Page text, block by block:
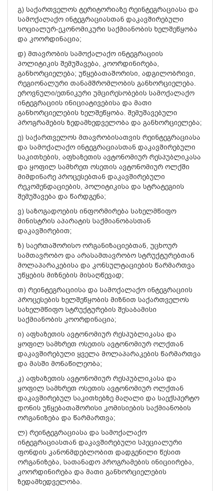
გ) საქართველოს ტერიტორიაზე რეინტეგრაციასა და
სამოქალაქო ინტეგრაციასთან დაკავშირებული
სოციალურ-ეკონომიკური საქმიანობის ხელშეწყობა
და კოორდინაცია;
დ) მთავრობის სამოქალაქო ინტეგრაციის
პოლიტიკის შემუშავება, კოორდინირება,
განხორციელება; უწყებათაშორისი, ადგილობრივი,
რეგიონალური თანამშრომლობის განხორციელება.
ეროვნული/ეთნიკური უმცირესობების სამოქალაქო
ინტეგრაციის ინიციატივებისა და მათი
განხორციელების ხელშეწყობა. შემუშავებული
პროგრამების ზედამხედველობა და განხორციელება;
ე) საქართველოს მთავრობისათვის რეინტეგრაციასა
და სამოქალაქო ინტეგრაციასთან დაკავშირებული
საკითხების, აფხაზეთის ავტონომიურ რესპუბლიკასა
და ყოფილ სამხრეთ ოსეთის ავტონომიურ ოლქში
მიმდინარე პროცესებთან დაკავშირებული
რეკომენდაციების, პოლიტიკისა და სტრატეგიის
შემუშავება და წარდგენა;
ვ) საზოგადოების ინფორმირება სახელმწიფო
მინისტრის აპარატის საქმიანობასთან
დაკავშირებით;
ზ) საერთაშორისო ორგანიზაციებთან, უცხოურ
სამთავრობო და არასამთავრობო სტრუქტურებთან
მოლაპარაკებისა და კონსულტაციების წარმართვა
უწყების მიზნების მისაღწევად;
თ) რეინტეგრაციისა და სამოქალაქო ინტეგრაციის
პროცესების ხელშეწყობის მიზნით საქართველოს
სახელმწიფო სტრუქტურების შესაბამისი
საქმიანობის კოორდინაცია;
ი) აფხაზეთის ავტონომიურ რესპუბლიკასა და
ყოფილ სამხრეთ ოსეთის ავტონომიურ ოლქთან
დაკავშირებული ყველა მოლაპარაკების წარმართვა
და მასში მონაწილეობა;
კ) აფხაზეთის ავტონომიურ რესპუბლიკასა და
ყოფილ სამხრეთ ოსეთის ავტონომიურ ოლქთან
დაკავშირებულ საკითხებზე მაღალი და საექსპერტო
დონის უწყებათაშორისი კომისიების საქმიანობის
ორგანიზება და წარმართვა;
ლ) რეინტეგრაციასა და სამოქალაქო
ინტეგრაციასთან დაკავშირებული სპეციალური
ფონდის კანონმდებლობით დადგენილი წესით
ორგანიზება, სათანადო პროგრამების ინიციირება,
კოორდინირება და მათი განხორციელების
ზედამხედველობა.